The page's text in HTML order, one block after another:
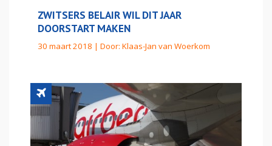
ZWITSERS BELAIR WIL DIT JAAR
DOORSTART MAKEN
30 maart 2018 | Door: Klaas-Jan van Woerkom